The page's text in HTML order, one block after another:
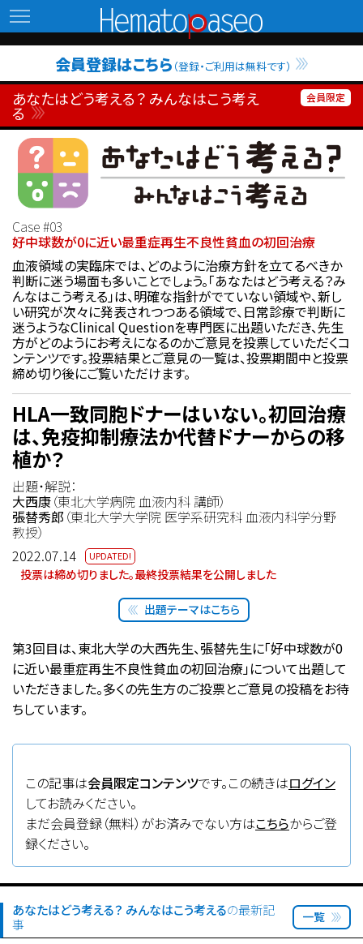
Hematopaseo
会員登録はこちら （登録・ご利用は無料です）
あなたはどう考える？ みんなはこう考え
る
Case #03
好中球数が0に近い最重症再生不良性貧血の初回治療
血液領域の実臨床では、どのように治療方針を立てるべきか
判断に迷う場面も多いことでしょう。「あなたはどう考える？み
んなはこう考える」は、明確な指針がでていない領域や、新し
い研究が次々に発表されつつある領域で、日常診療で判断に
迷うようなClinical Questionを専門医に出題いただき、先生
方がどのようにお考えになるのかご意見を投票していただくコ
ンテンツです。投票結果とご意見の一覧は、投票期間中と投票
締め切り後にご覧いただけます。
HLA一致同胞ドナーはいない。初回治療
は、免疫抑制療法か代替ドナーからの移
植か？
出題・解説：
大西康（東北大学病院 血液内科 講師）
張替秀郎 （東北大学大学院 医学系研究科 血液内科学分野
教授）
2022.07.14
投票は締め切りました。最終投票結果を公開しました
出題テーマはこちら
第3回目は、東北大学の大西先生、張替先生に「好中球数が0
に近い最重症再生不良性貧血の初回治療」について出題して
いただきました。多くの先生方のご投票とご意見の投稿をお待
ちしています。
この記事は会員限定コンテンツです。この続きはログイン
してお読みください。
まだ会員登録（無料）がお済みでない方はこちらからご登
録ください。
あなたはどう考える？ みんなはこう考えるの最新記
事
一覧